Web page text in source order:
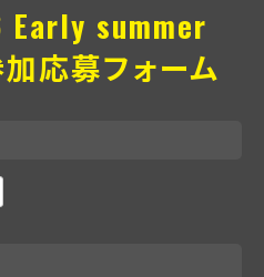
Early summer
応募フォーム